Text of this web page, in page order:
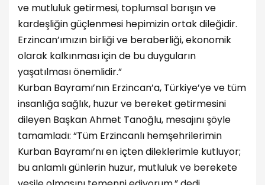
ve mutluluk getirmesi, toplumsal barışın ve
kardeşliğin güçlenmesi hepimizin ortak dileğidir.
Erzincan’ımızın birliği ve beraberliği, ekonomik
olarak kalkınması için de bu duyguların
yaşatılması önemlidir.”
Kurban Bayramı’nın Erzincan’a, Türkiye’ye ve tüm
insanlığa sağlık, huzur ve bereket getirmesini
dileyen Başkan Ahmet Tanoğlu, mesajını şöyle
tamamladı: “Tüm Erzincanlı hemşehrilerimin
Kurban Bayramı’nı en içten dileklerimle kutluyor;
bu anlamlı günlerin huzur, mutluluk ve berekete